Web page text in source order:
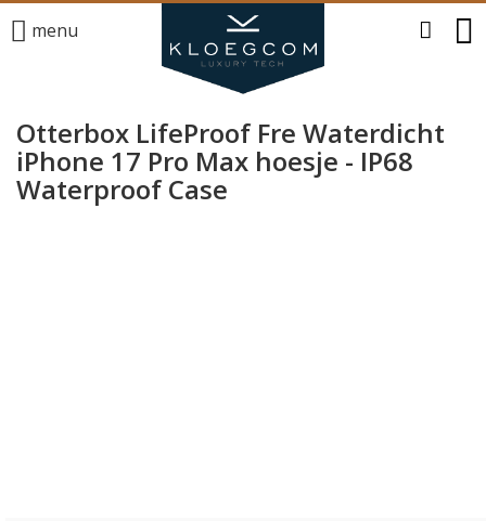
menu
Otterbox LifeProof Fre Waterdicht
iPhone 17 Pro Max hoesje - IP68
Waterproof Case